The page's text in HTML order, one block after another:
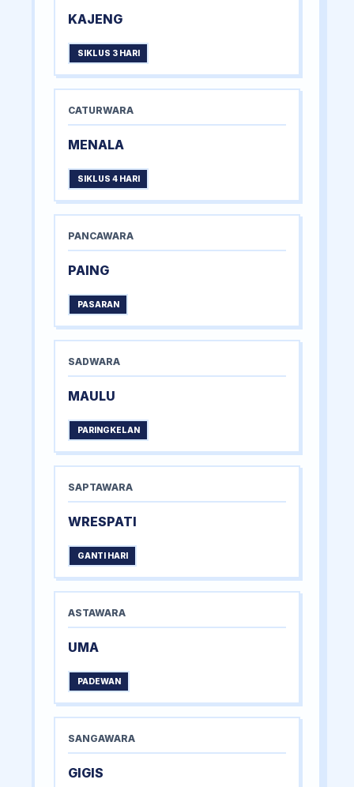
KAJENG
SIKLUS 3 HARI
CATURWARA
MENALA
SIKLUS 4 HARI
PANCAWARA
PAING
PASARAN
SADWARA
MAULU
PARINGKELAN
SAPTAWARA
WRESPATI
GANTI HARI
ASTAWARA
UMA
PADEWAN
SANGAWARA
GIGIS